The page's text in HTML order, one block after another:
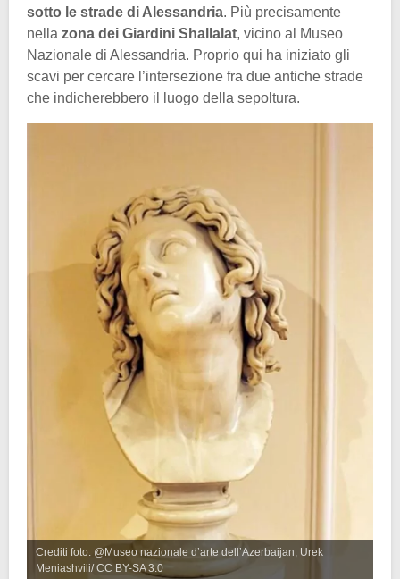
sotto le strade di Alessandria. Più precisamente
nella zona dei Giardini Shallalat, vicino al Museo
Nazionale di Alessandria. Proprio qui ha iniziato gli
scavi per cercare l’intersezione fra due antiche strade
che indicherebbero il luogo della sepoltura.
Crediti foto: @Museo nazionale d’arte dell’Azerbaijan, Urek
Meniashvili/ CC BY-SA 3.0